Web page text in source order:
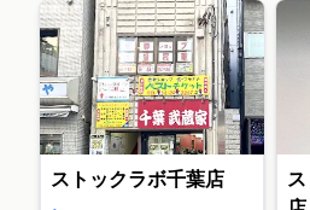
ストックラボ千葉店